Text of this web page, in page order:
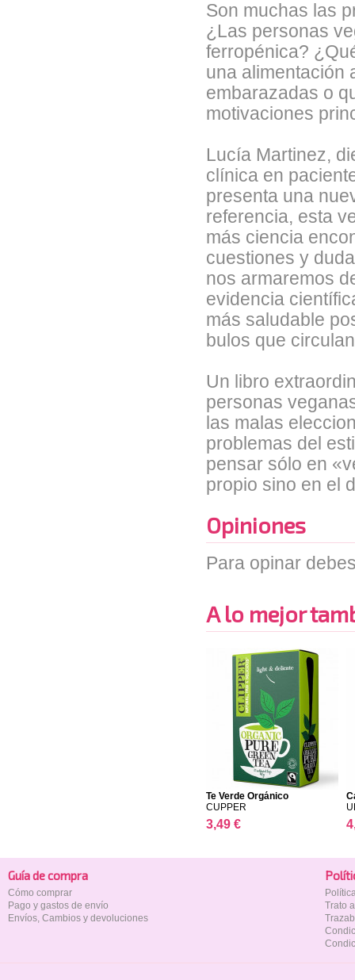
Son muchas las
¿Las personas
ferropénica?
una alimentación
embarazadas o
motivaciones
Lucía Martinez,
clínica en
presenta una
referencia, esta
más ciencia
cuestiones y
nos armaremos
evidencia
más saludable
bulos que
Un libro
personas
las malas
problemas del
pensar sólo en
propio sino en el
Opiniones
Para opinar
A lo mejor
Te Verde Orgánico
CUPPER
3,49 €
Guía de compra
Cómo comprar
Pago y gastos de envío
Envíos, Cambios y devoluciones
Trato